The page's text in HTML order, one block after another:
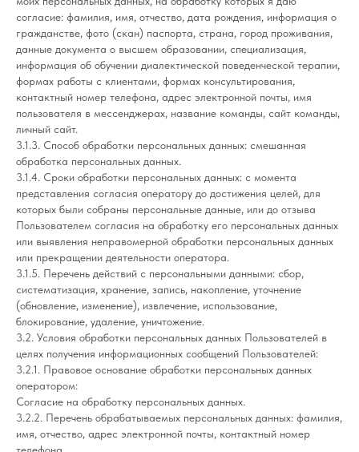
согласие: фамилия, имя, отчество, дата рождения, информация о
гражданстве, фото (скан) паспорта, страна, город проживания,
данные документа о высшем образовании, специализация,
информация об обучении диалектической поведенческой терапии,
формах работы с клиентами, формах консультирования,
контактный номер телефона, адрес электронной почты, имя
пользователя в мессенджерах, название команды, сайт команды,
личный сайт.
3.1.3. Способ обработки персональных данных: смешанная
обработка персональных данных.
3.1.4. Сроки обработки персональных данных: с момента
представления согласия оператору до достижения целей, для
которых были собраны персональные данные, или до отзыва
Пользователем согласия на обработку его персональных данных
или выявления неправомерной обработки персональных данных
или прекращении деятельности оператора.
3.1.5. Перечень действий с персональными данными: сбор,
систематизация, хранение, запись, накопление, уточнение
(обновление, изменение), извлечение, использование,
блокирование, удаление, уничтожение.
3.2. Условия обработки персональных данных Пользователей в
целях получения информационных сообщений Пользователей:
3.2.1. Правовое основание обработки персональных данных
оператором:
Согласие на обработку персональных данных.
3.2.2. Перечень обрабатываемых персональных данных: фамилия,
имя, отчество, адрес электронной почты, контактный номер
телефона.